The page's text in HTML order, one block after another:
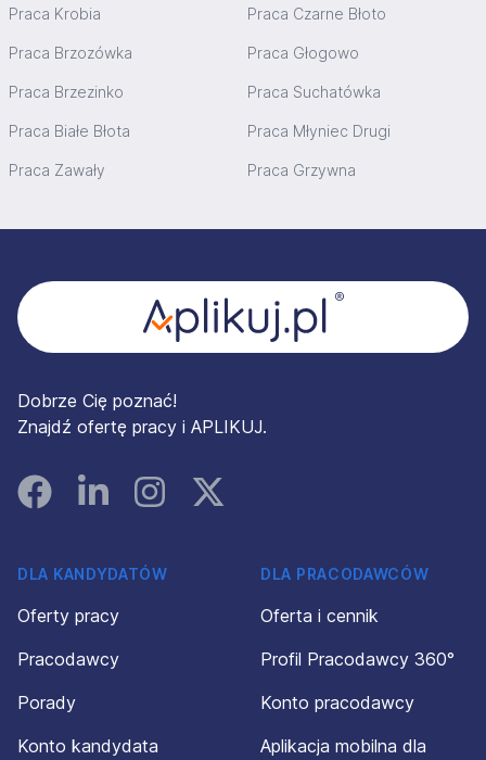
Praca Krobia Praca Czarne Błoto
Praca Brzozówka Praca Głogowo
Praca Brzezinko Praca Suchatówka
Praca Białe Błota Praca Młyniec Drugi
Praca Zawały Praca Grzywna
Dobrze Cię poznać!
Znajdź ofertę pracy i APLIKUJ.
FacebookLinked InInstagramInstagram
DLA KANDYDATÓW
Oferty pracy
Pracodawcy
Porady
Konto kandydata
DLA PRACODAWCÓW
Oferta i cennik
Profil Pracodawcy 360°
Konto pracodawcy
Aplikacja mobilna dla